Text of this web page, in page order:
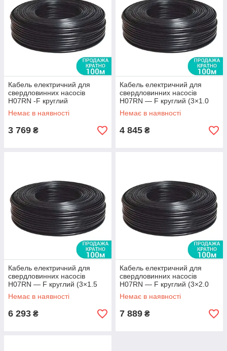
Кабель електричний для
свердловинних насосів
H07RN -F круглий
(3×0.75мм2) 100м DONGYIN
арт.(779932)
Немає в наявності
3 769 ₴
Кабель електричний для
свердловинних насосів
H07RN — F круглий (3×1.0
мм2) 100 м DONGYIN арт.
(779933)
Немає в наявності
4 845 ₴
Кабель електричний для
свердловинних насосів
H07RN — F круглий (3×1.5
мм2) 100 м DONGYIN арт.
(779935)
Немає в наявності
6 293 ₴
Кабель електричний для
свердловинних насосів
H07RN — F круглий (3×2.0
мм2) 100 м DONGYIN арт.
(779936)
Немає в наявності
7 889 ₴